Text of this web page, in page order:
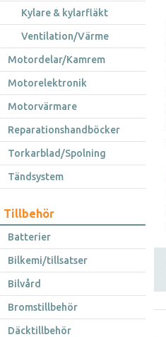
Kylare & kylarfläkt
Ventilation/Värme
Motordelar/Kamrem
Motorelektronik
Motorvärmare
Reparationshandböcker
Torkarblad/Spolning
Tändsystem
Tillbehör
Batterier
Bilkemi/tillsatser
Bilvård
Bromstillbehör
Däcktillbehör